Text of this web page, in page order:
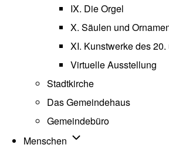
IX. Die Orgel
X. Säulen und
XI. Kunstwerke des 20.
Virtuelle Ausstellung
Stadtkirche
Das Gemeindehaus
Gemeindebüro
Menschen Unternavigation von